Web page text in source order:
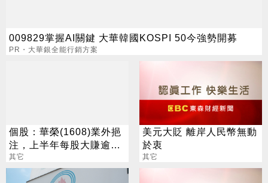
009829掌握AI關鍵 大華韓國KOSPI 50今強勢開募
PR・大華銀全能行銷方案
個股：華榮(1608)業外挹
注，上半年每股大賺逾7
元，股價跳空漲停鎖住
其它
美元大貶 離岸人民幣無動
於衷
其它